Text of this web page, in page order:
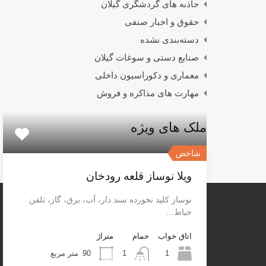
جاذبه های گردشگری گیلان
حقوق و اخبار صنفی
دسته‌بندی نشده
صنایع دستی و سوغات گیلان
معماری و دکوراسیون داخلی
مهارت های مذاکره و فروش
ملک های ویژه
شاخص
ویلا نوساز قلعه رودخان
نوساز کلید نخورده سند دار، آب، برق، گاز، تلفن
حیاط…
اتاق خواب
1
حمام
1
متراژ
90 متر مربع